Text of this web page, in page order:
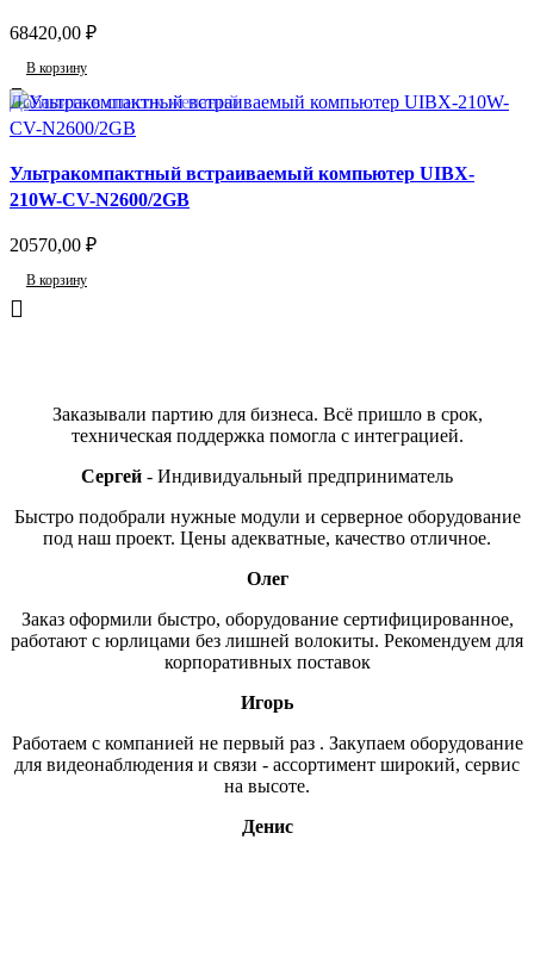
68420,00 ₽
В корзину
Добавить в список желаний
Ультракомпактный встраиваемый компьютер UIBX-
210W-CV-N2600/2GB
20570,00 ₽
В корзину
Заказывали партию для бизнеса. Всё пришло в срок,
техническая поддержка помогла с интеграцией.
Сергей
Индивидуальный предприниматель
Быстро подобрали нужные модули и серверное оборудование
под наш проект. Цены адекватные, качество отличное.
Олег
Заказ оформили быстро, оборудование сертифицированное,
работают с юрлицами без лишней волокиты. Рекомендуем для
корпоративных поставок
Игорь
Работаем с компанией не первый раз . Закупаем оборудование
для видеонаблюдения и связи - ассортимент широкий, сервис
на высоте.
Денис